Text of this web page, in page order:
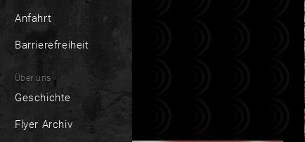
Anfahrt
Barrierefreiheit
Über uns
Geschichte
Flyer Archiv